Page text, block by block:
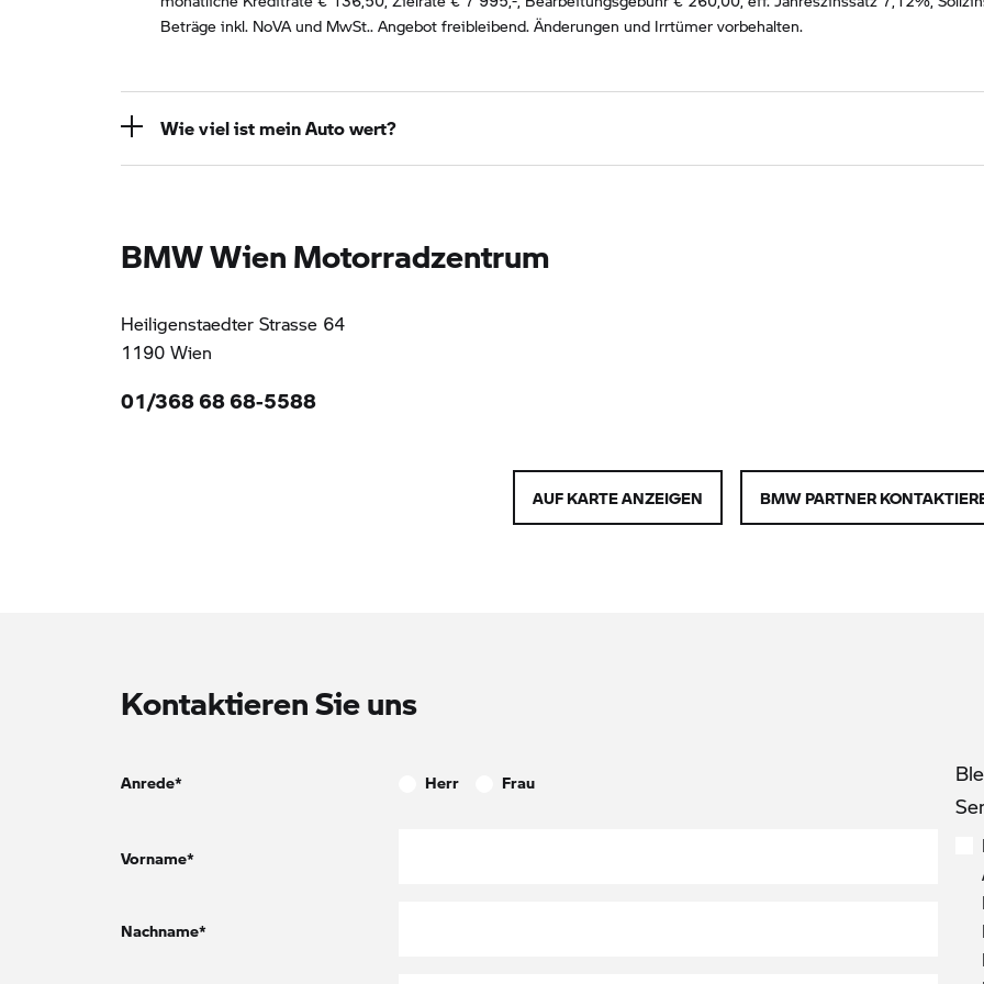
Beträge inkl. NoVA und MwSt.. Angebot freibleibend. Änderungen und Irrtümer vorbehalten.
Wie viel ist mein Auto wert?
BMW Wien Motorradzentrum
Heiligenstaedter Strasse 64
1190 Wien
01/368 68 68-5588
AUF KARTE ANZEIGEN BMW PARTNER
Kontaktieren Sie uns
Anrede* Herr Frau
Vorname*
Nachname*